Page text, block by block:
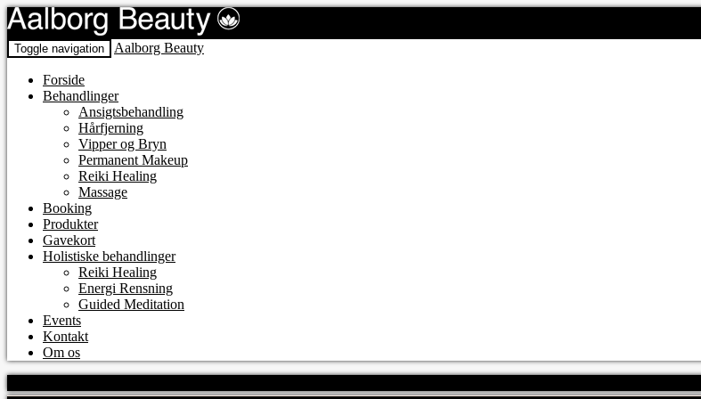
Toggle navigation Aalborg Beauty
Forside
Behandlinger
Ansigtsbehandling
Hårfjerning
Vipper og Bryn
Permanent Makeup
Reiki Healing
Massage
Booking
Produkter
Gavekort
Holistiske behandlinger
Reiki Healing
Energi Rensning
Guided Meditation
Events
Kontakt
Om os